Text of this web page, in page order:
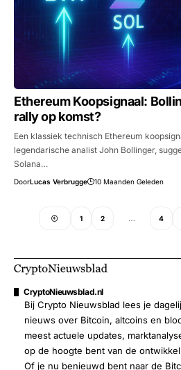
Ethereum Koopsignaal:
rally op komst?
Een klassiek technisch Ethereum
legendarische analist John Bollinger,
Solana…
DoorLucas Verbrugge 10 Maanden Geleden
1 2 … 4
CryptoNieuwsblad.nl
Bij Crypto Nieuwsblad lees je
nieuws over Bitcoin, altcoins en
meest actuele updates,
op de hoogte bent van de
Of je nu benieuwd bent naar de